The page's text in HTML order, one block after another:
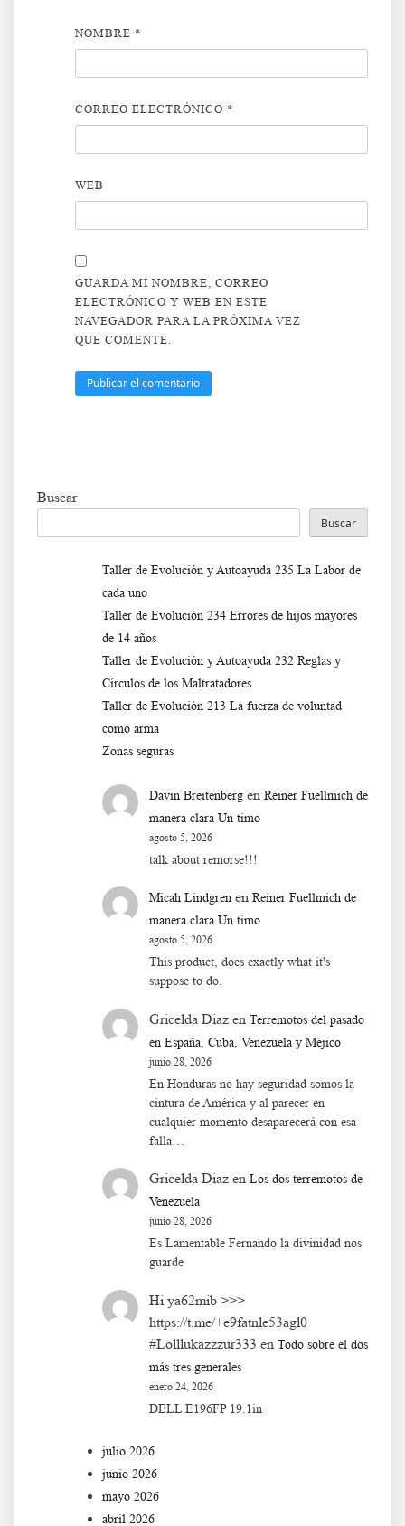
NOMBRE *
CORREO ELECTRÓNICO *
WEB
GUARDA MI NOMBRE, CORREO
ELECTRÓNICO Y WEB EN ESTE
NAVEGADOR PARA LA PRÓXIMA VEZ
QUE COMENTE.
Buscar
Buscar
Taller de Evolución y Autoayuda 235 La Labor de
cada uno
Taller de Evolución 234 Errores de hijos mayores
de 14 años
Taller de Evolución y Autoayuda 232 Reglas y
Círculos de los Maltratadores
Taller de Evoluciòn 213 La fuerza de voluntad
como arma
Zonas seguras
Davin Breitenberg en Reiner Fuellmich de
manera clara Un timo
agosto 5, 2026
talk about remorse!!!
Micah Lindgren en Reiner Fuellmich de
manera clara Un timo
agosto 5, 2026
This product, does exactly what it's
suppose to do.
Gricelda Diaz en Terremotos del pasado
en España, Cuba, Venezuela y Méjico
junio 28, 2026
En Honduras no hay seguridad somos la
cintura de América y al parecer en
cualquier momento desaparecerá con esa
falla…
Gricelda Diaz en Los dos terremotos de
Venezuela
junio 28, 2026
Es Lamentable Fernando la divinidad nos
guarde
Hi ya62mib >>>
https://t.me/+e9fatnle53agl0
#Lolllukazzzur333 en Todo sobre el dos
más tres generales
enero 24, 2026
DELL E196FP 19.1in
julio 2026
junio 2026
mayo 2026
abril 2026